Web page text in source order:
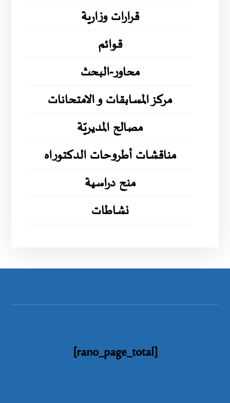
قرارات وزارية
قوائم
محاور-البحث
مركز المسابقات و الامتحانات
مصالح المديريّة
مناقشات أطروحات الدكتوراه
منح دراسية
نشاطات
[rano_page_total]